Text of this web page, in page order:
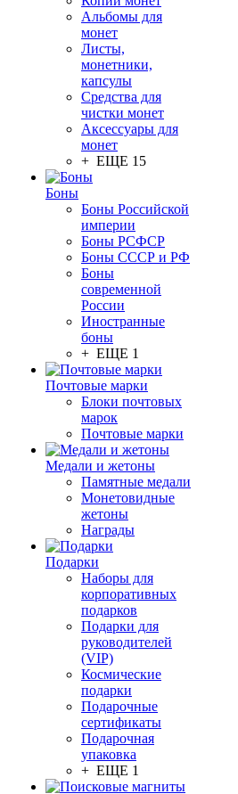
Альбомы для
монет
Листы,
монетники,
капсулы
Средства для
чистки монет
Аксессуары для
монет
+ ЕЩЕ 15
Боны
Боны Российской
империи
Боны РСФСР
Боны СССР и РФ
Боны
современной
России
Иностранные
боны
+ ЕЩЕ 1
Почтовые марки
Блоки почтовых
марок
Почтовые марки
Медали и жетоны
Памятные медали
Монетовидные
жетоны
Награды
Подарки
Наборы для
корпоративных
подарков
Подарки для
руководителей
(VIP)
Космические
подарки
Подарочные
сертификаты
Подарочная
упаковка
+ ЕЩЕ 1